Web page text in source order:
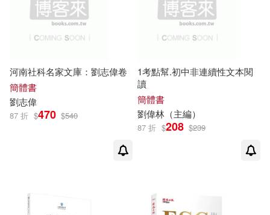
劉偉潮(1)
劉偉玲，于雅婷（主編）(1)
劉偉琦(1) 劉偉生（主編）(1)
劉偉等編著(1)
劉偉舟(1)
湖北人民出版社(2)
現代出版社(2) 紅旗出版社(2)
紫禁城出版社(2)
華中師範大學出版社(2)
河南社科名家文庫：劉志偉卷
簡體書
劉志偉
87 折 $470 $540
1考點幫.初中非連續性文本閱
讀
簡體書
劉偉林（主編）
87 折 $208 $239